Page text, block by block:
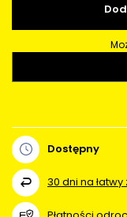
Dostępny
30 dni na